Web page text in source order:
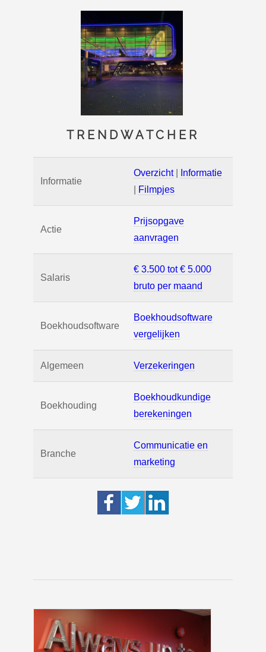
TRENDWATCHER
Informatie
Overzicht|
Informatie
Filmpjes
Actie
Prijsopgave
aanvragen
Salaris
€ 3.500 tot € 5.000
bruto per maand
Boekhoudsoftware
Boekhoudsoftware
vergelijken
Algemeen Verzekeringen
Boekhouding
Boekhoudkundige
berekeningen
Branche
Communicatie en
marketing